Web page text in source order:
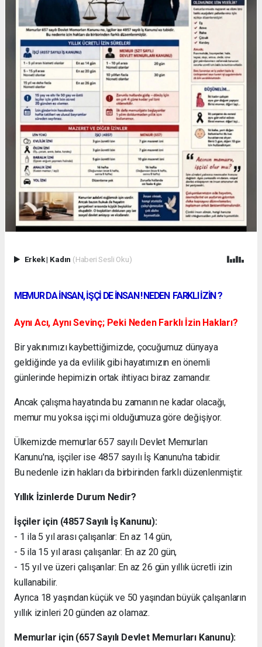
Erkek| Kadın (Haberi Sesli Oku)
MEMUR DA İNSAN, İŞÇİ DE İNSAN ! NEDEN FARKLI İZİN ?
Aynı Acı, Aynı Sevinç; Peki Neden Farklı İzin Hakları?
Bir yakınımızı kaybettiğimizde, çocuğumuz dünyaya
geldiğinde ya da evlilik gibi hayatımızın en önemli
günlerinde hepimizin ortak ihtiyacı biraz zamandır.
Ancak çalışma hayatında bu zamanın ne kadar olacağı,
memur mu yoksa işçi mi olduğumuza göre değişiyor.
Ülkemizde memurlar 657 sayılı Devlet Memurları
Kanunu'na, işçiler ise 4857 sayılı İş Kanunu'na tabidir.
Bu nedenle izin hakları da birbirinden farklı düzenlenmiştir.
Yıllık İzinlerde Durum Nedir?
İşçiler için (4857 Sayılı İş Kanunu):
- 1 ila 5 yıl arası çalışanlar: En az 14 gün,
- 5 ila 15 yıl arası çalışanlar: En az 20 gün,
- 15 yıl ve üzeri çalışanlar: En az 26 gün yıllık ücretli izin
kullanabilir.
Ayrıca 18 yaşından küçük ve 50 yaşından büyük çalışanların
yıllık izinleri 20 günden az olamaz.
Memurlar için (657 Sayılı Devlet Memurları Kanunu):